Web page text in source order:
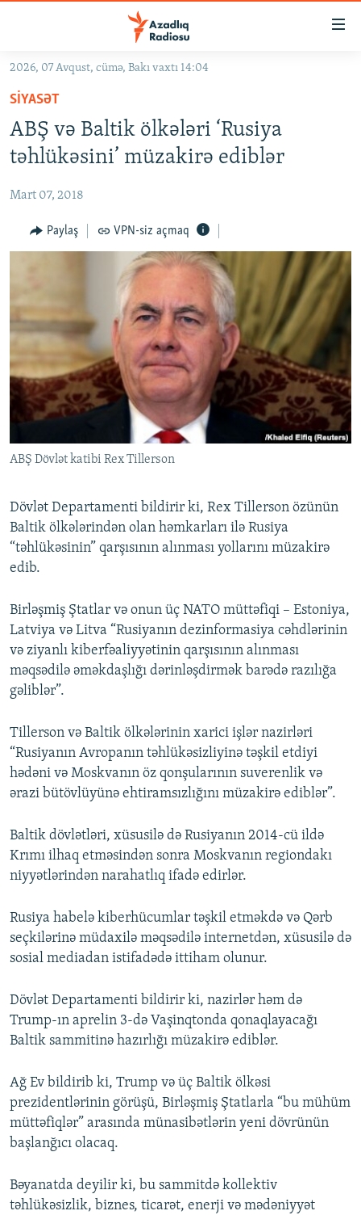
Əsas
qayıt
Əsas
naviqasiyaya
qayıt
GÜNDƏM
KORRUPSIOMETR
FƏRQƏ BAX
QANUNI DOĞRU
VIDEO
FOTOQALEREYA
İNFOQRAFIKA
KARIKATURA
RADIO ARXIV
OXU ZALI
AZƏRBAYCAN ƏDƏBIYYATI KITABXANASI
İSLAM VƏ DEMOKRATIYA
İZ - MƏDƏNIYYƏT PROQRAMI
HAQQIMIZDA
MISSIYAMIZ
PEŞƏ ETIKASI VƏ JURNALISTIKA STANDARTLARIMIZ
MATERIALLARIMIZDAN ISTIFADƏ
AZADLIQRADIOSU MOBIL TELEFONUNUZDA
XƏBƏR BÜLLETENLƏRIMIZ
BIZI IZLƏ
RFE/RL-in bütün saytları
2026, 07 Avqust, cümə, Bakı vaxtı 14:04
SIYASƏT
ABŞ və Baltik ölkələri ‘Rusiya
təhlükəsini’ müzakirə ediblər
Mart 07, 2018
Paylaş VPN-siz açmaq
ABŞ Dövlət katibi Rex Tillerson
Dövlət Departamenti bildirir ki, Rex Tillerson özünün
Baltik ölkələrindən olan həmkarları ilə Rusiya
“təhlükəsinin” qarşısının alınması yollarını müzakirə
edib.
Birləşmiş Ştatlar və onun üç NATO müttəfiqi – Estoniya,
Latviya və Litva “Rusiyanın dezinformasiya cəhdlərinin
və ziyanlı kiberfəaliyyətinin qarşısının alınması
məqsədilə əməkdaşlığı dərinləşdirmək barədə razılığa
gəliblər”.
Tillerson və Baltik ölkələrinin xarici işlər nazirləri
“Rusiyanın Avropanın təhlükəsizliyinə təşkil etdiyi
hədəni və Moskvanın öz qonşularının suverenlik və
ərazi bütövlüyünə ehtiramsızlığını müzakirə ediblər”.
Baltik dövlətləri, xüsusilə də Rusiyanın 2014-cü ildə
Krımı ilhaq etməsindən sonra Moskvanın regiondakı
niyyətlərindən narahatlıq ifadə edirlər.
Rusiya habelə kiberhücumlar təşkil etməkdə və Qərb
seçkilərinə müdaxilə məqsədilə internetdən, xüsusilə də
sosial mediadan istifadədə ittiham olunur.
Dövlət Departamenti bildirir ki, nazirlər həm də
Trump-ın aprelin 3-də Vaşinqtonda qonaqlayacağı
Baltik sammitinə hazırlığı müzakirə ediblər.
Ağ Ev bildirib ki, Trump və üç Baltik ölkəsi
prezidentlərinin görüşü, Birləşmiş Ştatlarla “bu mühüm
müttəfiqlər” arasında münasibətlərin yeni dövrünün
başlanğıcı olacaq.
Bəyanatda deyilir ki, bu sammitdə kollektiv
təhlükəsizlik, biznes, ticarət, enerji və mədəniyyət